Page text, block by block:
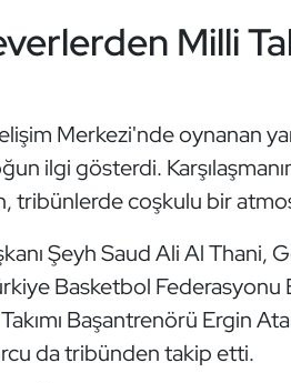
Milli
Merkezi'nde oynanan
ilgi gösterdi.
tribünlerde coşkulu bir
Şeyh Saud Ali Al Thani,
Basketbol Federasyonu
Başantrenörü Ergin
da tribünden takip etti.